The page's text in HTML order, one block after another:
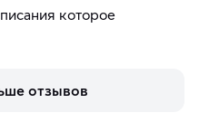
которое
отзывов